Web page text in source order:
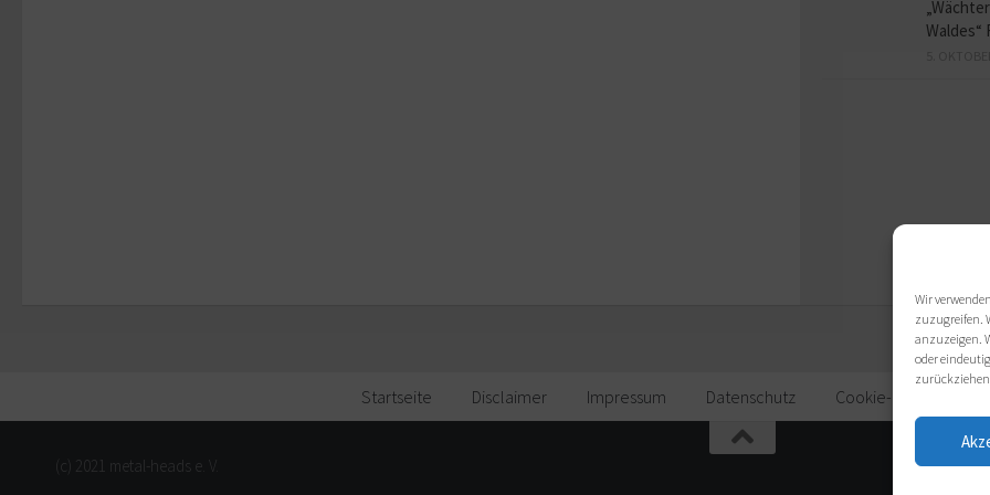
Wir
zuzugreifen.
anzuzeigen.
oder
Waldes“
Startseite Disclaimer Impressum Datenschutz Cookie-Richtlinie (EU)
(c) 2021 metal-heads e. V.